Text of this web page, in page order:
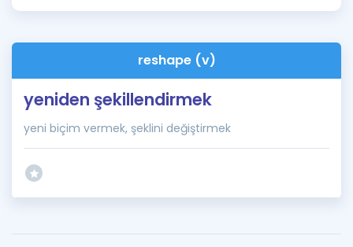
İngilizce Gramer
reshape (v)
yeniden şekillendirmek
yeni biçim vermek, şeklini değiştirmek